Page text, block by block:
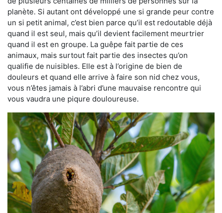
planète. Si autant ont développé une si grande peur contre
un si petit animal, c’est bien parce qu’il est redoutable déjà
quand il est seul, mais qu’il devient facilement meurtrier
quand il est en groupe. La guêpe fait partie de ces
animaux, mais surtout fait partie des insectes qu’on
qualifie de nuisibles. Elle est à l’origine de bien de
douleurs et quand elle arrive à faire son nid chez vous,
vous n’êtes jamais à l’abri d’une mauvaise rencontre qui
vous vaudra une piqure douloureuse.